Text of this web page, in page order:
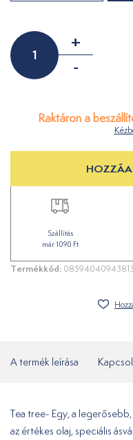
+
-
Raktáron a
Szállítás
már 1090 Ft
Termékkód: 08594040943813
A termék leírása
Tea tree- Egy, a
az értékes olaj, speciális